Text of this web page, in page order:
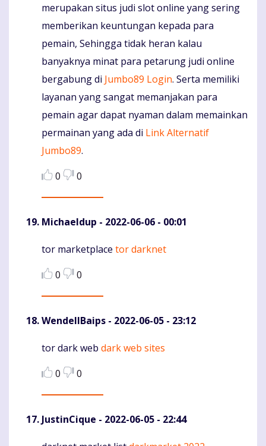
merupakan situs judi slot online yang sering
memberikan keuntungan kepada para
pemain, Sehingga tidak heran kalau
banyaknya minat para petarung judi online
bergabung di Jumbo89 Login. Serta memiliki
layanan yang sangat memanjakan para
pemain agar dapat nyaman dalam memainkan
permainan yang ada di Link Alternatif
Jumbo89.
0
0
Michaeldup - 2022-06-06 - 00:01
Komentaras
tor marketplace tor darknet
0
0
WendellBaips - 2022-06-05 - 23:12
Komentaras
tor dark web dark web sites
0
0
JustinCique - 2022-06-05 - 22:44